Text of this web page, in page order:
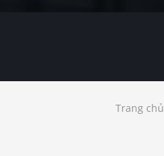
Trang chủ